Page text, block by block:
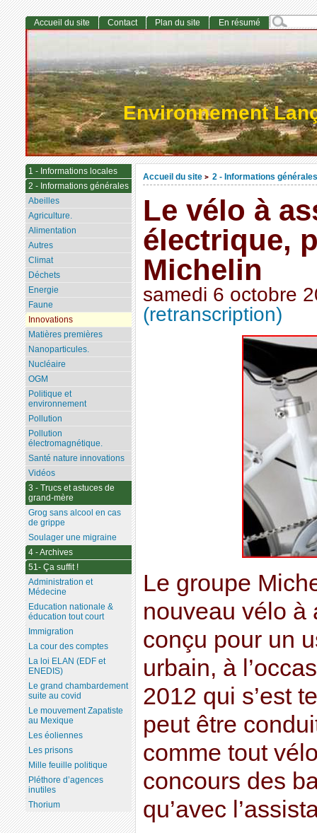
Environnement
Accueil du site > 2 - Informations générales
Le vélo à
électrique,
Michelin
samedi 6 octobre
(retranscription)
Le groupe
nouveau vélo à
conçu pour un
urbain, à
2012 qui s’est
peut être
comme tout
concours des
qu’avec
Accueil du site Contact Plan du site En résumé
1 - Informations locales
2 - Informations générales
Abeilles
Agriculture.
Alimentation
Autres
Climat
Déchets
Energie
Faune
Innovations
Matières premières
Nanoparticules.
Nucléaire
OGM
Politique et
environnement
Pollution
Pollution
électromagnétique.
Santé nature innovations
Vidéos
3 - Trucs et astuces de
grand-mère
Grog sans alcool en cas
de grippe
Soulager une migraine
4 - Archives
51- Ça suffit !
Administration et
Médecine
Education nationale &
éducation tout court
Immigration
La cour des comptes
La loi ELAN (EDF et
ENEDIS)
Le grand chambardement
suite au covid
Le mouvement Zapatiste
au Mexique
Les éoliennes
Les prisons
Mille feuille politique
Pléthore d’agences
inutiles
Thorium